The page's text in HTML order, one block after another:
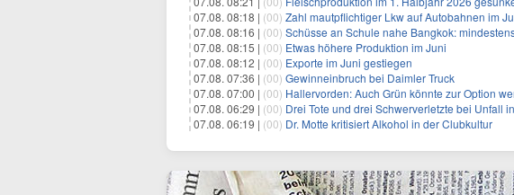
07.08. 08:18 | (00) Zahl mautpflichtiger Lkw auf Autobahnen im
07.08. 08:16 | (00) Schüsse an Schule nahe Bangkok:
07.08. 08:15 | (00) Etwas höhere Produktion im Juni
07.08. 08:12 | (00) Exporte im Juni gestiegen
07.08. 07:36 | (00) Gewinneinbruch bei Daimler Truck
07.08. 07:00 | (00) Hallervorden: Auch Grün könnte zur Option
07.08. 06:29 | (00) Drei Tote und drei Schwerverletzte bei Unfall
07.08. 06:19 | (00) Dr. Motte kritisiert Alkohol in der Clubkultur